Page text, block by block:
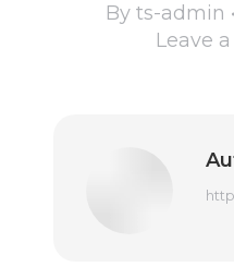
By ts-admin
Leave